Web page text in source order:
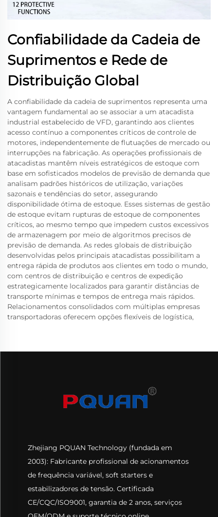
Confiabilidade da Cadeia de
Suprimentos e Rede de
Distribuição Global
A confiabilidade da cadeia de suprimentos representa uma
vantagem fundamental ao se associar a um atacadista
industrial estabelecido de VFD, garantindo aos clientes
acesso contínuo a componentes críticos de controle de
motores, independentemente de flutuações de mercado ou
interrupções na fabricação. As operações profissionais de
atacadistas mantêm níveis estratégicos de estoque com
base em sofisticados modelos de previsão de demanda que
analisam padrões históricos de utilização, variações
sazonais e tendências do setor, assegurando
disponibilidade ótima de estoque. Esses sistemas de gestão
de estoque evitam rupturas de estoque de componentes
críticos, ao mesmo tempo que impedem custos excessivos
de armazenagem por meio de algoritmos precisos de
previsão de demanda. As redes globais de distribuição
desenvolvidas pelos principais atacadistas possibilitam a
entrega rápida de produtos aos clientes em todo o mundo,
com centros de distribuição e centros de expedição
estrategicamente localizados para garantir distâncias de
transporte mínimas e tempos de entrega mais rápidos.
Relacionamentos consolidados com múltiplas empresas
transportadoras oferecem opções flexíveis de logística,
Zhejiang PQUAN Technology (fundada em
2003): Fabricante profissional de acionamentos
de frequência variável, soft starters e
estabilizadores de tensão. Certificada
CE/CQC/ISO9001, garantia de 2 anos, serviços